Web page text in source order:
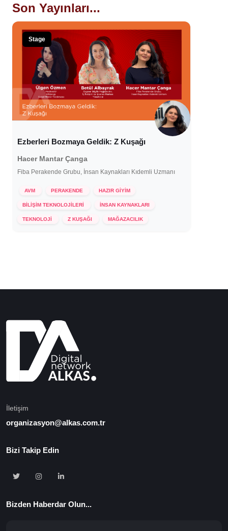
Son Yayınları...
Stage
Ezberleri Bozmaya Geldik: Z Kuşağı
Hacer Mantar Çanga
Fiba Perakende Grubu, İnsan Kaynakları Kıdemli Uzmanı
AVM PERAKENDE HAZIR GİYİM
BİLİŞİM TEKNOLOJİLERİ İNSAN KAYNAKLARI
TEKNOLOJİ Z KUŞAĞI MAĞAZACILIK
İletişim
organizasyon@alkas.com.tr
Bizi Takip Edin
Bizden Haberdar Olun...